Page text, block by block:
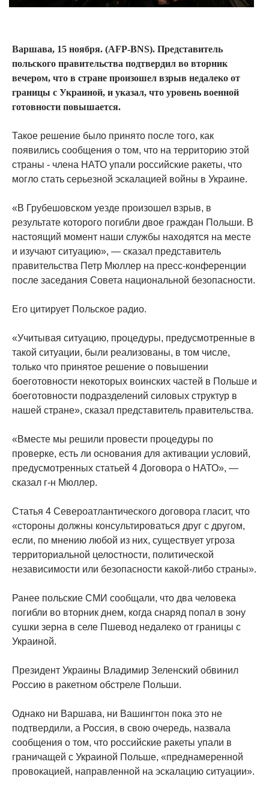
Варшава, 15 ноября. (AFP-BNS). Представитель
польского правительства подтвердил во вторник
вечером, что в стране произошел взрыв недалеко от
границы с Украиной, и указал, что уровень военной
готовности повышается.
Такое решение было принято после того, как
появились сообщения о том, что на территорию этой
страны - члена НАТО упали российские ракеты, что
могло стать серьезной эскалацией войны в Украине.
«В Грубешовском уезде произошел взрыв, в
результате которого погибли двое граждан Польши. В
настоящий момент наши службы находятся на месте
и изучают ситуацию», — сказал представитель
правительства Петр Мюллер на пресс-конференции
после заседания Совета национальной безопасности.
Его цитирует Польское радио.
«Учитывая ситуацию, процедуры, предусмотренные в
такой ситуации, были реализованы, в том числе,
только что принятое решение о повышении
боеготовности некоторых воинских частей в Польше и
боеготовности подразделений силовых структур в
нашей стране», сказал представитель правительства.
«Вместе мы решили провести процедуры по
проверке, есть ли основания для активации условий,
предусмотренных статьей 4 Договора о НАТО», —
сказал г-н Мюллер.
Статья 4 Североатлантического договора гласит, что
«стороны должны консультироваться друг с другом,
если, по мнению любой из них, существует угроза
территориальной целостности, политической
независимости или безопасности какой-либо страны».
Ранее польские СМИ сообщали, что два человека
погибли во вторник днем, когда снаряд попал в зону
сушки зерна в селе Пшевод недалеко от границы с
Украиной.
Президент Украины Владимир Зеленский обвинил
Россию в ракетном обстреле Польши.
Однако ни Варшава, ни Вашингтон пока это не
подтвердили, а Россия, в свою очередь, назвала
сообщения о том, что российские ракеты упали в
граничащей с Украиной Польше, «преднамеренной
провокацией, направленной на эскалацию ситуации».